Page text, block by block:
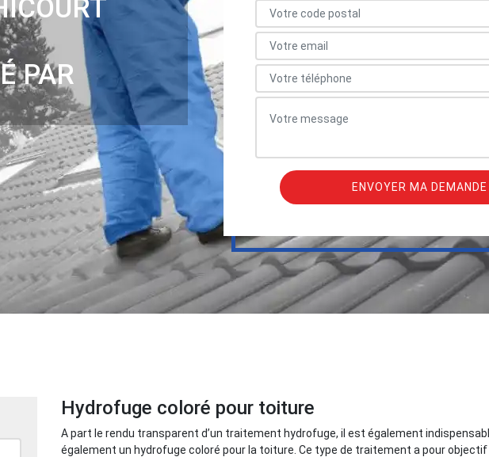
PAR
Hydrofuge coloré pour toiture
A part le rendu transparent d’un traitement hydrofuge, il est également
également un hydrofuge coloré pour la toiture. Ce type de traitement a pour